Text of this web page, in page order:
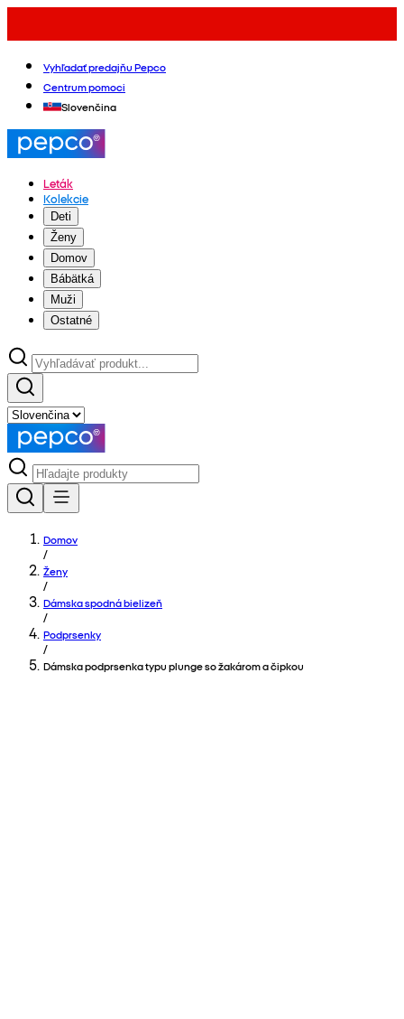
Vyhľadať predajňu Pepco
Centrum pomoci
Slovenčina
Leták
Kolekcie
Deti
Ženy
Domov
Bábätká
Muži
Ostatné
Domov
/
Ženy
/
Dámska spodná bielizeň
/
Podprsenky
/
Dámska podprsenka typu plunge so žakárom a čipkou